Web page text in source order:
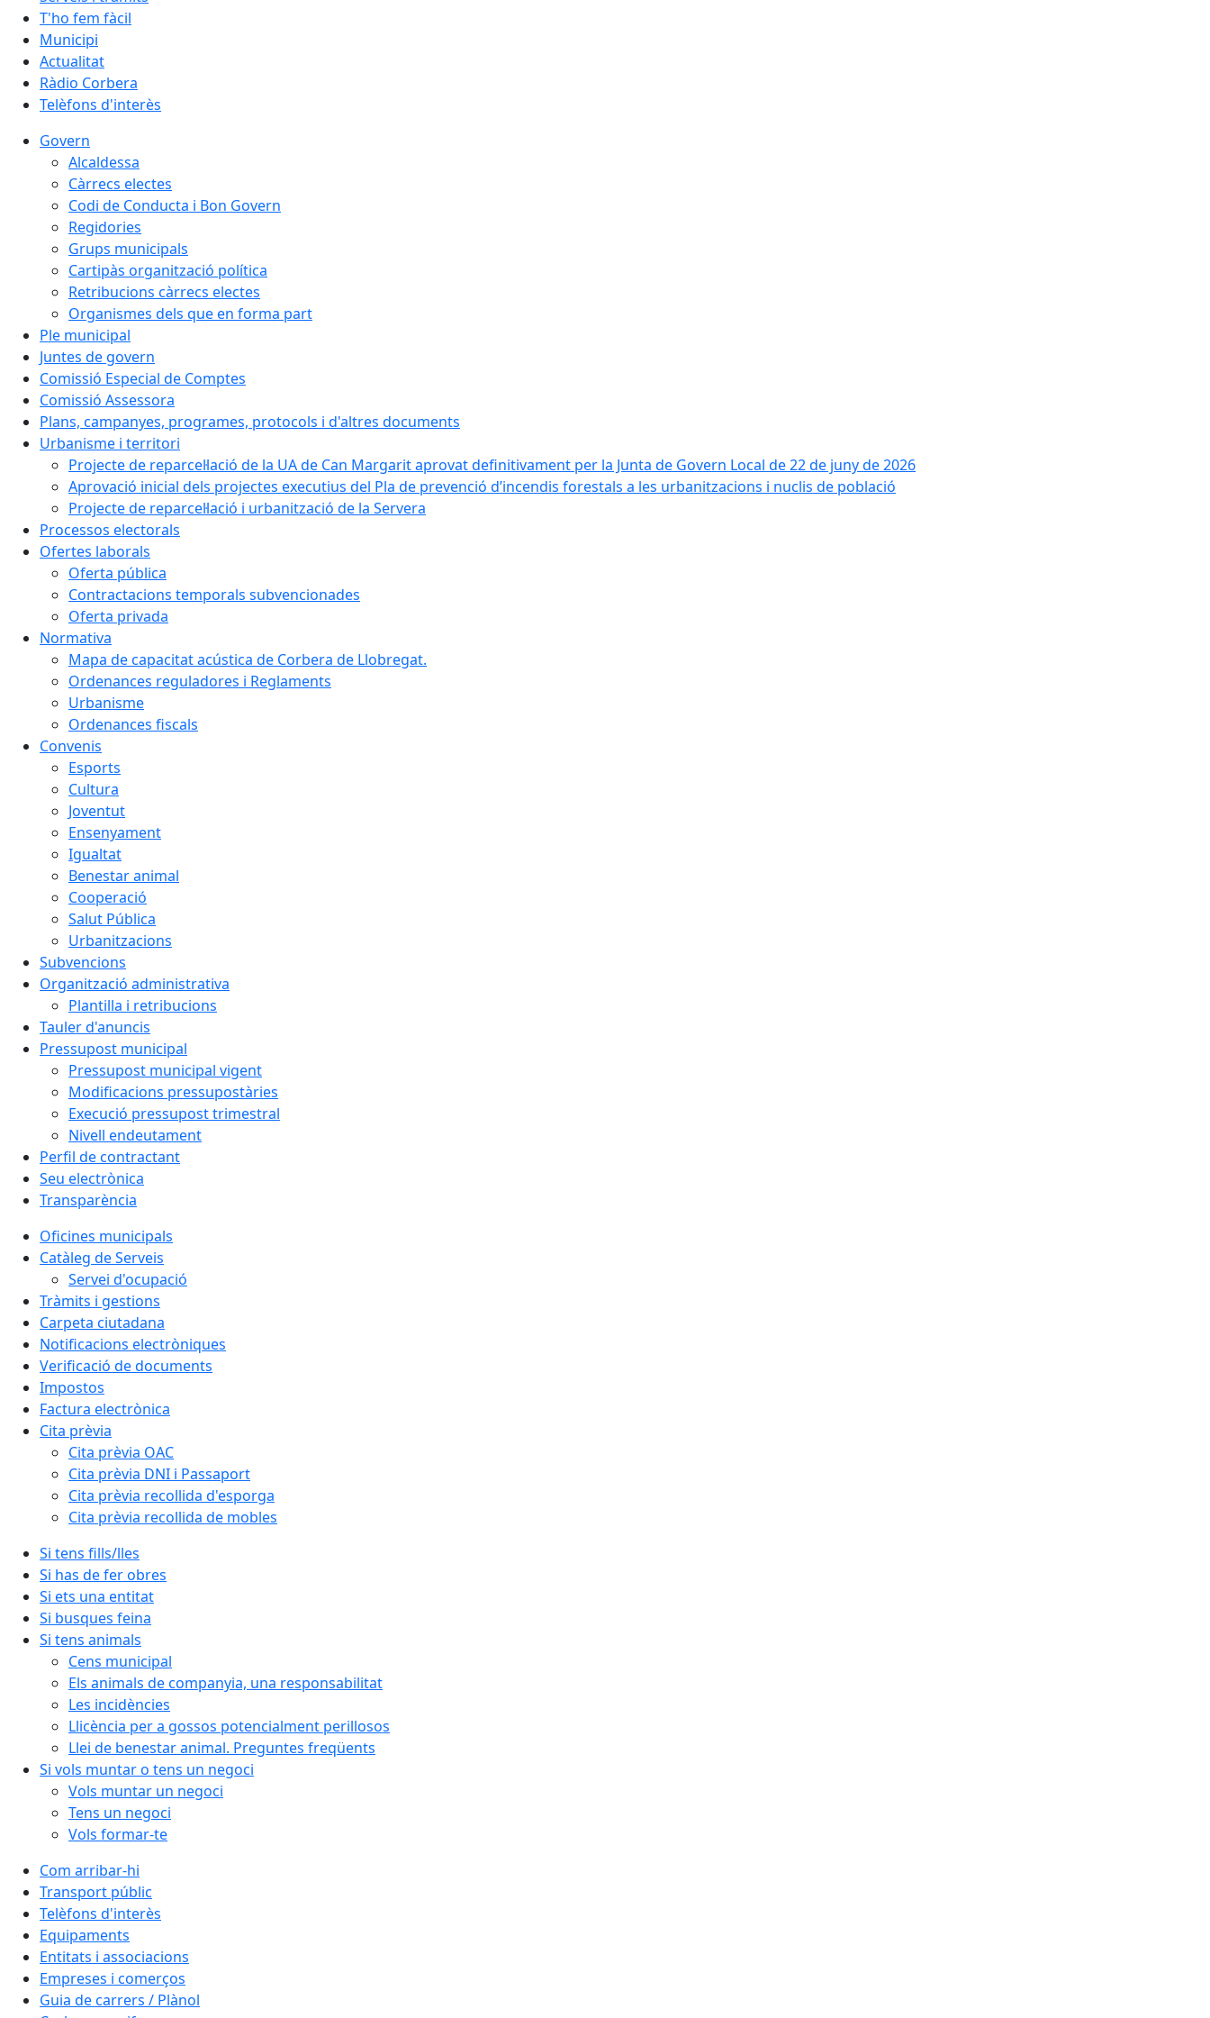
T'ho fem fàcil
Municipi
Actualitat
Ràdio Corbera
Telèfons d'interès
Govern
Alcaldessa
Càrrecs electes
Codi de Conducta i Bon Govern
Regidories
Grups municipals
Cartipàs organització política
Retribucions càrrecs electes
Organismes dels que en forma part
Ple municipal
Juntes de govern
Comissió Especial de Comptes
Comissió Assessora
Plans, campanyes, programes, protocols i d'altres documents
Urbanisme i territori
Projecte de reparcel·lació de la UA de Can Margarit aprovat definitivament per la Junta de Govern Local de 22 de juny de 2026
Aprovació inicial dels projectes executius del Pla de prevenció d’incendis forestals a les urbanitzacions i nuclis de població
Projecte de reparcel·lació i urbanització de la Servera
Processos electorals
Ofertes laborals
Oferta pública
Contractacions temporals subvencionades
Oferta privada
Normativa
Mapa de capacitat acústica de Corbera de Llobregat.
Ordenances reguladores i Reglaments
Urbanisme
Ordenances fiscals
Convenis
Esports
Cultura
Joventut
Ensenyament
Igualtat
Benestar animal
Cooperació
Salut Pública
Urbanitzacions
Subvencions
Organització administrativa
Plantilla i retribucions
Tauler d'anuncis
Pressupost municipal
Pressupost municipal vigent
Modificacions pressupostàries
Execució pressupost trimestral
Nivell endeutament
Perfil de contractant
Seu electrònica
Transparència
Oficines municipals
Catàleg de Serveis
Servei d'ocupació
Tràmits i gestions
Carpeta ciutadana
Notificacions electròniques
Verificació de documents
Impostos
Factura electrònica
Cita prèvia
Cita prèvia OAC
Cita prèvia DNI i Passaport
Cita prèvia recollida d'esporga
Cita prèvia recollida de mobles
Si tens fills/lles
Si has de fer obres
Si ets una entitat
Si busques feina
Si tens animals
Cens municipal
Els animals de companyia, una responsabilitat
Les incidències
Llicència per a gossos potencialment perillosos
Llei de benestar animal. Preguntes freqüents
Si vols muntar o tens un negoci
Vols muntar un negoci
Tens un negoci
Vols formar-te
Com arribar-hi
Transport públic
Telèfons d'interès
Equipaments
Entitats i associacions
Empreses i comerços
Guia de carrers / Plànol